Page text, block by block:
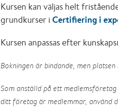
Kursen kan väljas helt
grundkurser iCertifiering i
Kursen anpassas efter
Bokningen är bindande, men
Som anställd på ett
ditt företag är medlemmar, använd